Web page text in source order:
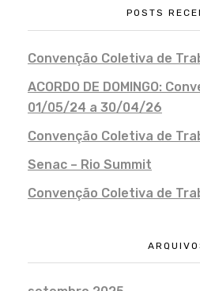
POSTS
Convenção Coletiva de
ACORDO DE DOMINGO:
01/05/24 a 30/04/26
Convenção Coletiva de
Senac – Rio Summit
Convenção Coletiva de